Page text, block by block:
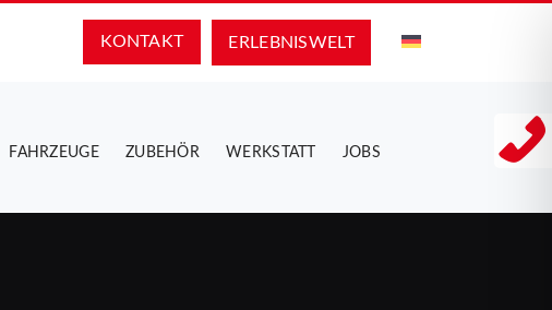
ERLEBNIS­WELT
KONTAKT
FAHRZEUGE ZUBEHÖR WERKSTATT JOBS